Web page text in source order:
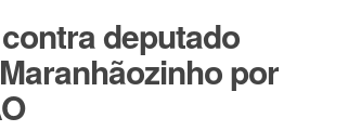
deputado
por